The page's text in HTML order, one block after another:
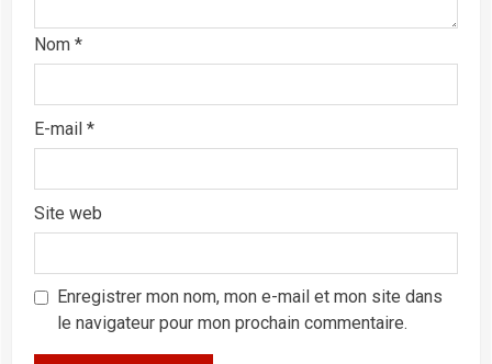
Nom *
E-mail *
Site web
Enregistrer mon nom, mon e-mail et mon site dans
le navigateur pour mon prochain commentaire.